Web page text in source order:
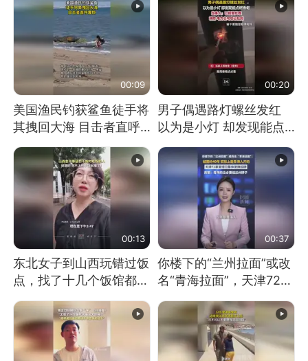
00:09
美国渔民钓获鲨鱼徒手将
其拽回大海 目击者直呼
震惊 （视频来源：参考
消息）
00:20
男子偶遇路灯螺丝发红
以为是小灯 却发现能点
燃香烟 当事人：已报警
处理
00:13
东北女子到山西玩错过饭
点，找了十几个饭馆都没
开门：午休到几点
00:37
你楼下的“兰州拉面”或改
名“青海拉面”，天津72家
面馆已集体更换招牌